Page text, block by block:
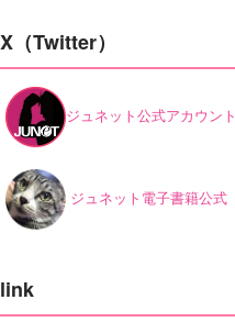
X（Twitter）
ジュネット公式アカウント
ジュネット電子書籍公式
link